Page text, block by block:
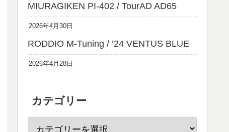
MIURAGIKEN PI-402 / TourAD AD65
2026年4月30日
RODDIO M-Tuning / ’24 VENTUS BLUE
2026年4月28日
カテゴリー